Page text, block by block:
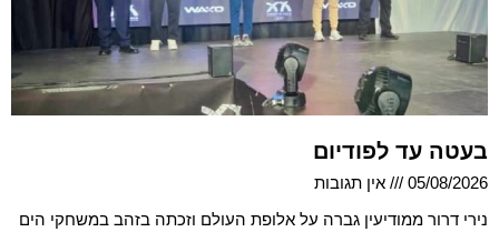
בעטה עד לפודיום
05/08/2026
אין תגובות
נירי דרור ממודיעין גברה על אלופת העולם וזכתה בזהב במשחקי הים